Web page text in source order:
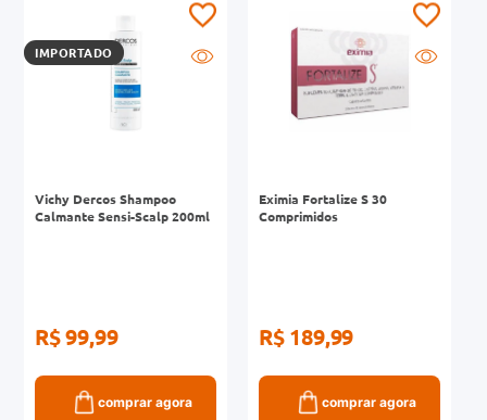
IMPORTADO
Vichy Dercos Shampoo
Calmante Sensi-Scalp 200ml
R$ 99,99
comprar agora
Eximia Fortalize S 30
Comprimidos
R$ 189,99
comprar agora